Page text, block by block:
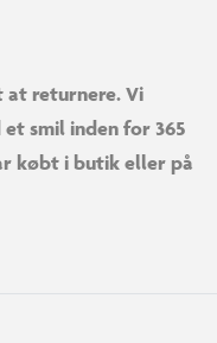
at returnere. Vi
smil inden for 365
købt i butik eller på